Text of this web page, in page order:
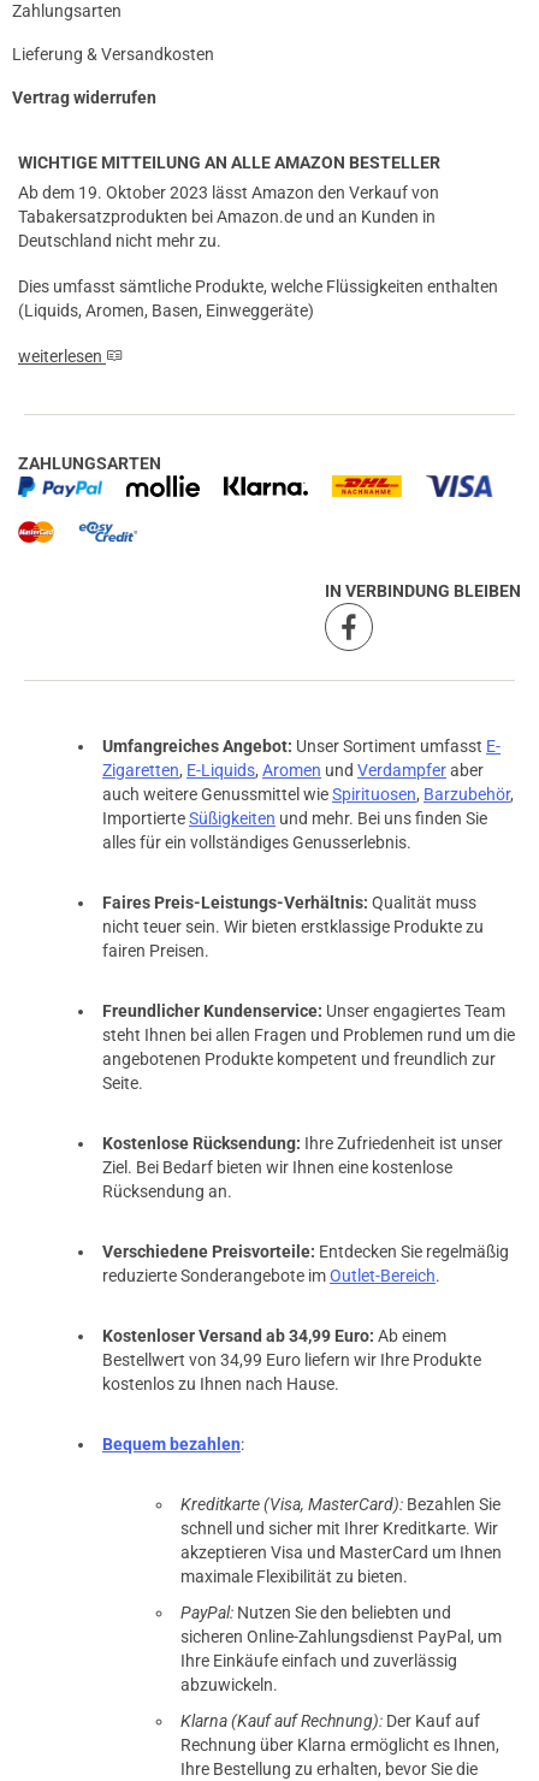
Zahlungsarten
Lieferung & Versandkosten
Vertrag widerrufen
WICHTIGE MITTEILUNG AN ALLE AMAZON BESTELLER
Ab dem 19. Oktober 2023 lässt Amazon den Verkauf von
Tabakersatzprodukten bei Amazon.de und an Kunden in
Deutschland nicht mehr zu.
Dies umfasst sämtliche Produkte, welche Flüssigkeiten enthalten
(Liquids, Aromen, Basen, Einweggeräte)
weiterlesen
ZAHLUNGSARTEN
IN VERBINDUNG BLEIBEN
Umfangreiches Angebot: Unser Sortiment umfasst E-
Zigaretten, E-Liquids, Aromen und Verdampferaber
auch weitere Genussmittel wieSpirituosen, Barzubehör,
ImportierteSüßigkeiten und mehr. Bei uns finden Sie
alles für ein vollständiges Genusserlebnis.
Faires Preis-Leistungs-Verhältnis: Qualität muss
nicht teuer sein. Wir bieten erstklassige Produkte zu
fairen Preisen.
Freundlicher Kundenservice: Unser engagiertes Team
steht Ihnen bei allen Fragen und Problemen rund um die
angebotenen Produkte kompetent und freundlich zur
Seite.
Kostenlose Rücksendung: Ihre Zufriedenheit ist unser
Ziel. Bei Bedarf bieten wir Ihnen eine kostenlose
Rücksendung an.
Verschiedene Preisvorteile: Entdecken Sie regelmäßig
reduzierte Sonderangebote imOutlet-Bereich.
Kostenloser Versand ab 34,99 Euro: Ab einem
Bestellwert von 34,99 Euro liefern wir Ihre Produkte
kostenlos zu Ihnen nach Hause.
Bequem bezahlen:
Kreditkarte (Visa, MasterCard): Bezahlen Sie
schnell und sicher mit Ihrer Kreditkarte. Wir
akzeptieren Visa und MasterCard um Ihnen
maximale Flexibilität zu bieten.
PayPal: Nutzen Sie den beliebten und
sicheren Online-Zahlungsdienst PayPal, um
Ihre Einkäufe einfach und zuverlässig
abzuwickeln.
Klarna (Kauf auf Rechnung): Der Kauf auf
Rechnung über Klarna ermöglicht es Ihnen,
Ihre Bestellung zu erhalten, bevor Sie die